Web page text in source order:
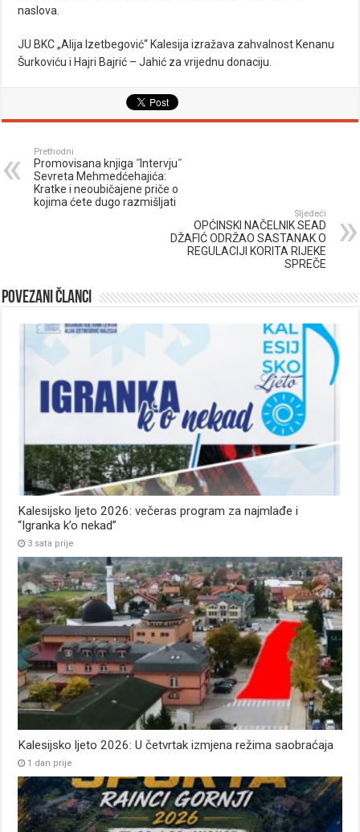
naslova.
JU BKC „Alija Izetbegović“ Kalesija izražava zahvalnost Kenanu
Šurkoviću i Hajri Bajrić – Jahić za vrijednu donaciju.
Prethodni
Promovisana knjiga ˝Intervju˝
Sevreta Mehmedćehajića:
Kratke i neoubičajene priče o
kojima ćete dugo razmišljati
Sljedeći
OPĆINSKI NAČELNIK SEAD
DŽAFIĆ ODRŽAO SASTANAK O
REGULACIJI KORITA RIJEKE
SPREČE
Povezani članci
Kalesijsko ljeto 2026: večeras program za najmlađe i
“Igranka k’o nekad”
3 sata prije
Kalesijsko ljeto 2026: U četvrtak izmjena režima saobraćaja
1 dan prije